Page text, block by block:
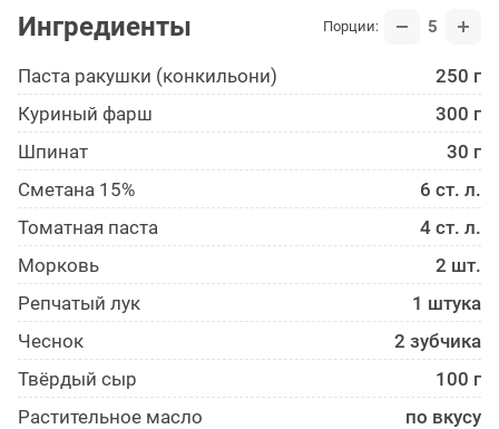
Ингредиенты Порции: 5
Паста ракушки (конкильони)
250 г
Куриный фарш
300 г
Шпинат
30 г
Сметана 15%
6 ст. л.
Томатная паста
4 ст. л.
Морковь
2 шт.
Репчатый лук
1 штука
Чеснок
2 зубчика
Твёрдый сыр
100 г
Растительное масло
по вкусу